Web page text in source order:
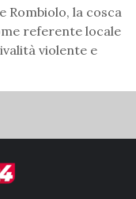
Rombiolo, la cosca
referente locale
violente e